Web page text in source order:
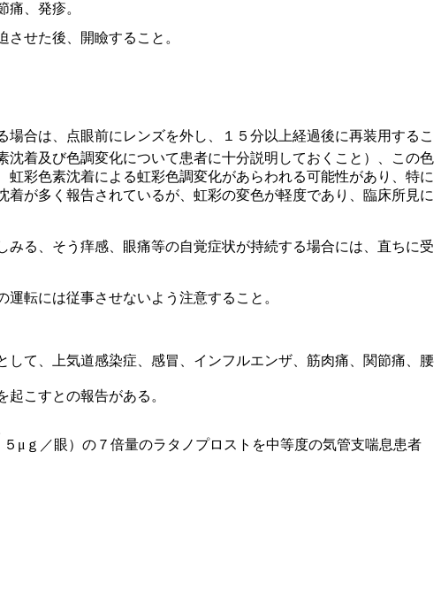
せた後、開瞼すること。
合は、点眼前にレンズを外し、１５分以上経過後に再装用するこ
て、上気道感染症、感冒、インフルエンザ、筋肉痛、関節痛、腰
μｇ／眼）の７倍量のラタノプロストを中等度の気管支喘息患者
、発疹。
着及び色調変化について患者に十分説明しておくこと）、この色
彩色素沈着による虹彩色調変化があらわれる可能性があり、特に
が多く報告されているが、虹彩の変色が軽度であり、臨床所見に
る、そう痒感、眼痛等の自覚症状が持続する場合には、直ちに受
転には従事させないよう注意すること。
こすとの報告がある。